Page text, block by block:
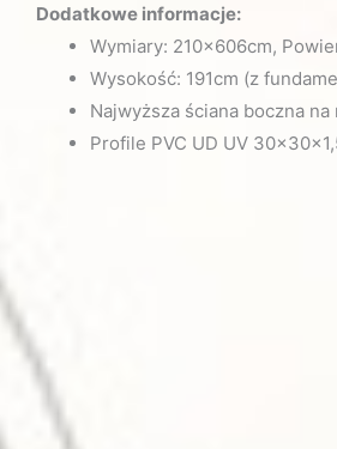
Dodatkowe informacje:
Wymiary: 210x606cm,
Wysokość: 191cm (z
Najwyższa ściana boczna na
Profile PVC UD UV